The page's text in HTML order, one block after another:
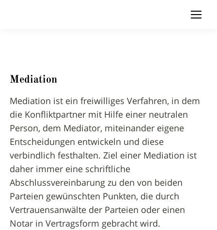
Mediation
Mediation ist ein freiwilliges Verfahren, in dem
die Konfliktpartner mit Hilfe einer neutralen
Person, dem Mediator, miteinander eigene
Entscheidungen entwickeln und diese
verbindlich festhalten. Ziel einer Mediation ist
daher immer eine schriftliche
Abschlussvereinbarung zu den von beiden
Parteien gewünschten Punkten, die durch
Vertrauensanwälte der Parteien oder einen
Notar in Vertragsform gebracht wird.